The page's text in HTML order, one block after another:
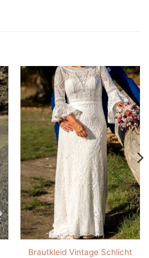
Brautkleid Vintage Schlicht